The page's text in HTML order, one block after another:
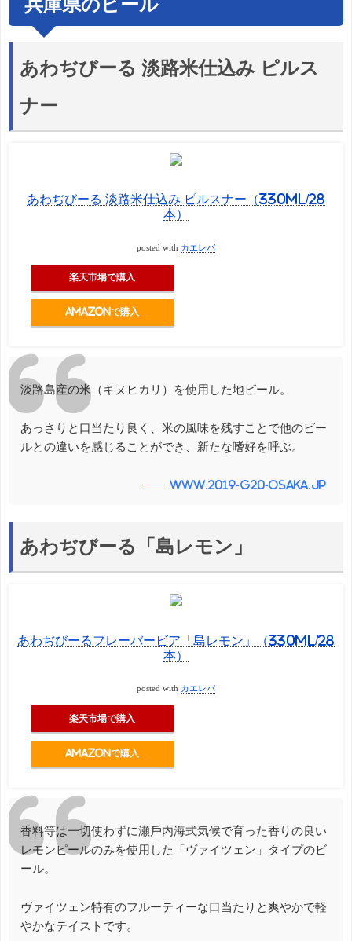
兵庫県のビール
あわぢびーる 淡路米仕込み ピルス
ナー
あわぢびーる 淡路米仕込み ピルスナー（330ml/28
本）
posted with カエレバ
楽天市場で購入
Amazonで購入
淡路島産の米（キヌヒカリ）を使用した地ビール。
あっさりと口当たり良く、米の風味を残すことで他のビー
ルとの違いを感じることができ、新たな嗜好を呼ぶ。
www.2019-g20-osaka.jp
あわぢびーる「島レモン」
あわぢびーるフレーバービア「島レモン」（330ml/28
本）
posted with カエレバ
楽天市場で購入
Amazonで購入
⾹料等は⼀切使わずに瀬⼾内海式気候で育った香りの良い
レモンピールのみを使用した「ヴァイツェン」タイプのビ
ール。
ヴァイツェン特有のフルーティーな口当たりと爽やかで軽
やかなテイストです。